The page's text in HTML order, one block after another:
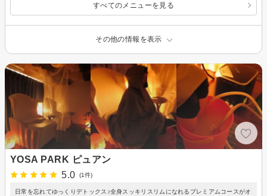
すべてのメニューを見る
その他の情報を表示
YOSA PARK ピュアン
5.0
(1件)
日常を忘れてゆっくりデトックス♪全身スッキリスリムになれるプレミアムコースがオ